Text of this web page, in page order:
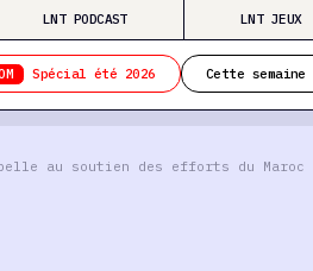
LNT PODCAST LNT JEUX
Spécial été 2026 Cette semaine
au soutien des efforts du Maroc